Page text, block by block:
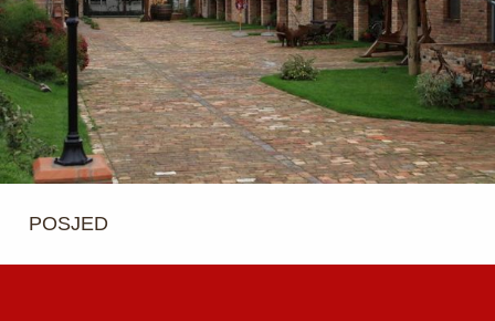
POSJED